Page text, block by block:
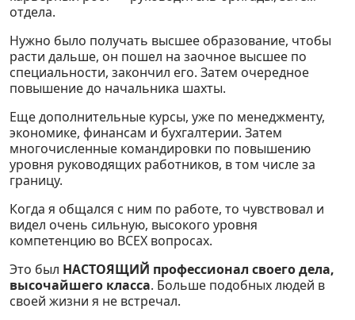
отдела.
Нужно было получать высшее образование, чтобы
расти дальше, он пошел на заочное высшее по
специальности, закончил его. Затем очередное
повышение до начальника шахты.
Еще дополнительные курсы, уже по менеджменту,
экономике, финансам и бухгалтерии. Затем
многочисленные командировки по повышению
уровня руководящих работников, в том числе за
границу.
Когда я общался с ним по работе, то чувствовал и
видел очень сильную, высокого уровня
компетенцию во ВСЕХ вопросах.
Это был НАСТОЯЩИЙ профессионал своего дела,
высочайшего класса. Больше подобных людей в
своей жизни я не встречал.